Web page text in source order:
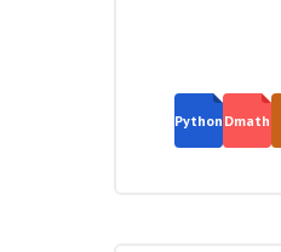
Python Dmath